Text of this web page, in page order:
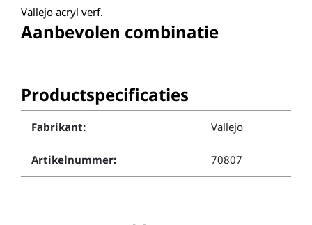
Vallejo acryl verf.
Aanbevolen combinatie
Productspecificaties
Fabrikant: Vallejo
Artikelnummer: 70807